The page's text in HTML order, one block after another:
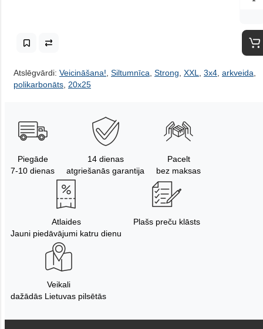
Atslēgvārdi: Veicināšana! Siltumnīca Strong XXL 3x4 arkveida
polikarbonāts 20x25
Piegāde
7-10 dienas
14 dienas
atgriešanās garantija
Pacelt
bez maksas
Atlaides
Jauni piedāvājumi katru dienu
Plašs preču klāsts
Veikali
dažādās Lietuvas pilsētās